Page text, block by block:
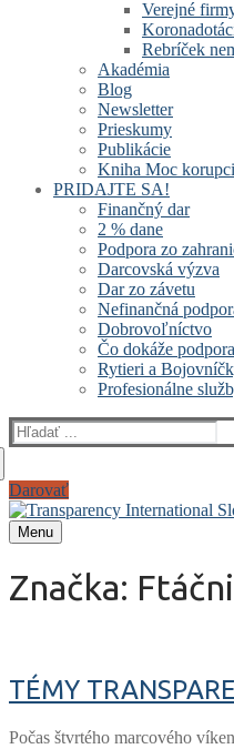
Verejné
Rebríček
Akadémia
Blog
Newsletter
Prieskumy
Publikácie
Kniha Moc
PRIDAJTE SA!
Finančný dar
2 % dane
Podpora zo
Darcovská výzva
Dar zo závetu
Nefinančná
Dobrovoľníctvo
Čo dokáže
Rytieri a
Profesionálne
Hľadať:
Darovať
Menu
Značka:
TÉMY
Počas štvrtého marcového